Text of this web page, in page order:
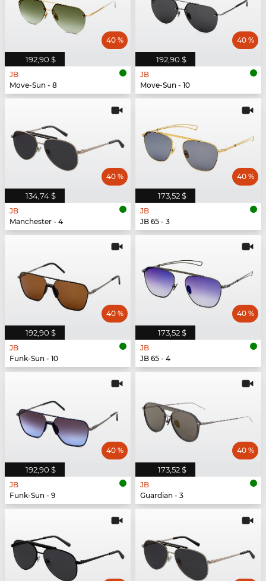
192,90 $
40 %
JB
Move-Sun - 8
192,90 $
40 %
JB
Move-Sun - 10
134,74 $
40 %
JB
Manchester - 4
173,52 $
40 %
JB
JB 65 - 3
192,90 $
40 %
JB
Funk-Sun - 10
173,52 $
40 %
JB
JB 65 - 4
192,90 $
40 %
JB
Funk-Sun - 9
173,52 $
40 %
JB
Guardian - 3